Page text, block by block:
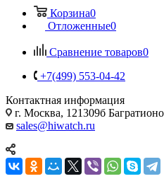
Корзина0
Отложенные0
Сравнение товаров0
+7(499) 553-04-42
Контактная информация
г. Москва, 121309б
sales@hiwatch.ru